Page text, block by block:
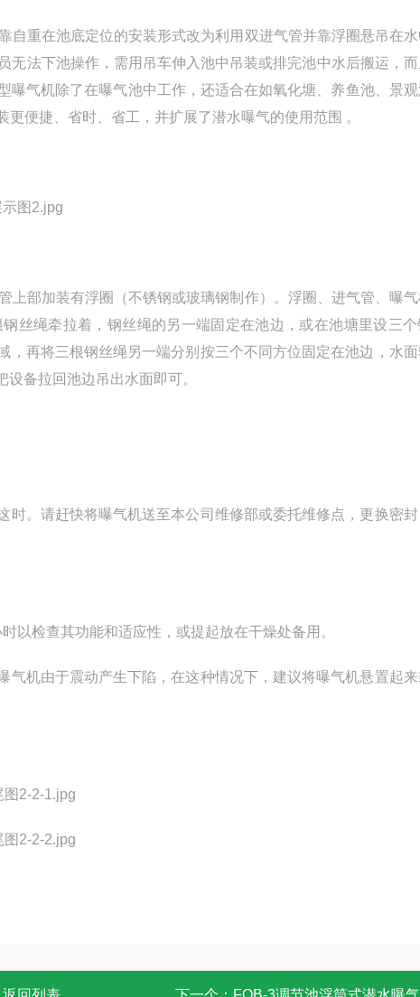
自重在池底定位的安装形式改为利用双进气管并靠浮圈悬吊在
法下池操作，需用吊车伸入池中吊装或排完池中水后搬运，
气机除了在曝气池中工作，还适合在如氧化塘、养鱼池、景
便捷、省时、省工，并扩展了潜水曝气的使用范围 。
上部加装有浮圈（不锈钢或玻璃钢制作）。浮圈、进气管、曝
丝绳牵拉着，钢丝绳的另一端固定在池边，或在池塘里设三
再将三根钢丝绳另一端分别按三个不同方位固定在池边，水
备拉回池边吊出水面即可。
。请赶快将曝气机送至本公司维修部或委托维修点，更换密
以检查其功能和适应性，或提起放在干燥处备用。
机由于震动产生下陷，在这种情况下，建议将曝气机悬置起